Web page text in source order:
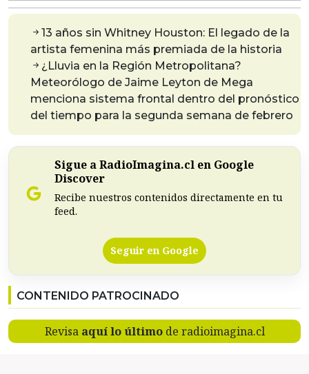
13 años sin Whitney Houston: El legado de la
artista femenina más premiada de la historia
¿Lluvia en la Región Metropolitana?
Meteorólogo de Jaime Leyton de Mega
menciona sistema frontal dentro del pronóstico
del tiempo para la segunda semana de febrero
Sigue a RadioImagina.cl en Google
Discover
Recibe nuestros contenidos directamente en tu
feed.
Seguir en Google
CONTENIDO PATROCINADO
Revisa aquí lo últimode radioimagina.cl